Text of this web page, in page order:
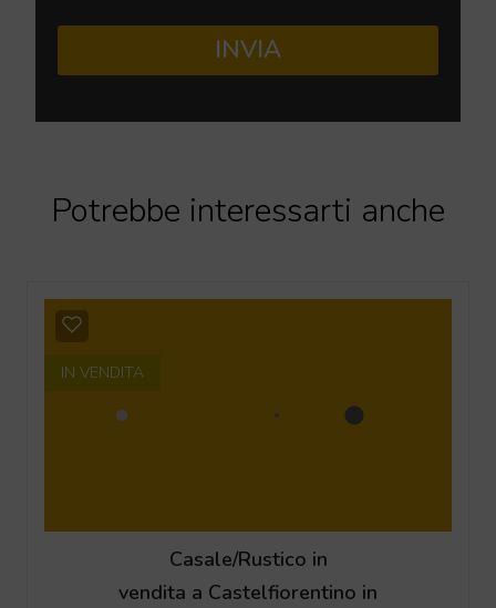
INVIA
Potrebbe interessarti anche
IN VENDITA
Casale/Rustico in
vendita a Castelfiorentino in